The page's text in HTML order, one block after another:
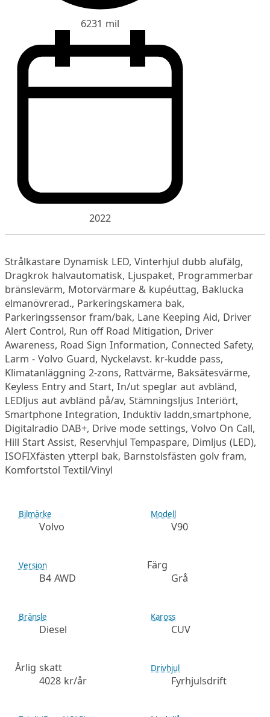
6231 mil
2022
Strålkastare Dynamisk LED, Vinterhjul dubb alufälg,
Dragkrok halvautomatisk, Ljuspaket, Programmerbar
bränslevärm, Motorvärmare & kupéuttag, Baklucka
elmanövrerad., Parkeringskamera bak,
Parkeringssensor fram/bak, Lane Keeping Aid, Driver
Alert Control, Run off Road Mitigation, Driver
Awareness, Road Sign Information, Connected Safety,
Larm - Volvo Guard, Nyckelavst. kr-kudde pass,
Klimatanläggning 2-zons, Rattvärme, Baksätesvärme,
Keyless Entry and Start, In/ut speglar aut avbländ,
LEDljus aut avbländ på/av, Stämningsljus Interiört,
Smartphone Integration, Induktiv laddn,smartphone,
Digitalradio DAB+, Drive mode settings, Volvo On Call,
Hill Start Assist, Reservhjul Tempaspare, Dimljus (LED),
ISOFIXfästen ytterpl bak, Barnstolsfästen golv fram,
Komfortstol Textil/Vinyl
Bilmärke
Volvo
Modell
V90
Version
B4 AWD
Färg
Grå
Bränsle
Diesel
Kaross
CUV
Årlig skatt
4028 kr/år
Drivhjul
Fyrhjulsdrift